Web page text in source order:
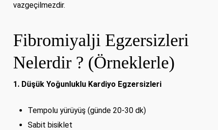
vazgeçilmezdir.
Fibromiyalji Egzersizleri
Nelerdir ? (Örneklerle)
1. Düşük Yoğunluklu Kardiyo Egzersizleri
Tempolu yürüyüş (günde 20-30 dk)
Sabit bisiklet